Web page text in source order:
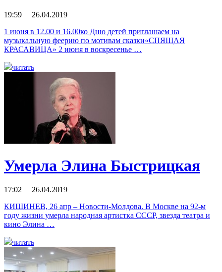
19:59 26.04.2019
1 июня в 12.00 и 16.00ко Дню детей приглашаем на
музыкальную феерию по мотивам сказки«СПЯЩАЯ
КРАСАВИЦА» 2 июня в воскресенье …
читать
Умерла Элина Быстрицкая
17:02 26.04.2019
КИШИНЕВ, 26 апр – Новости-Молдова. В Москве на 92-м
году жизни умерла народная артистка СССР, звезда театра и
кино Элина …
читать